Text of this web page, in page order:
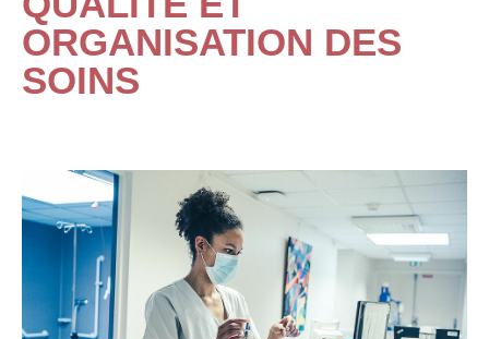
ORGANISATION DES
SOINS